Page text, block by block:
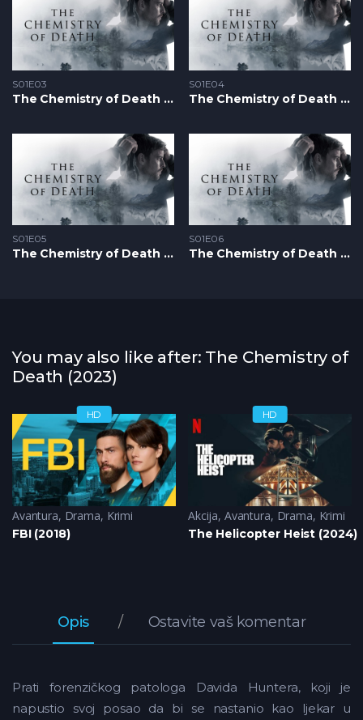
S01E03
The Chemistry of Death S1 – Epizoda 03
S01E04
The Chemistry of Death S1 – Epizoda 04
S01E05
The Chemistry of Death S1 – Epizoda 05
S01E06
The Chemistry of Death S1 – Epizoda 06
You may also like after: The Chemistry of
Death (2023)
HD
Avantura, Drama, Krimi
FBI (2018)
HD
Akcija, Avantura, Drama, Krimi
The Helicopter Heist (2024)
Opis Ostavite vaš komentar
Prati forenzičkog patologa Davida Huntera, koji je
napustio svoj posao da bi se nastanio kao ljekar u